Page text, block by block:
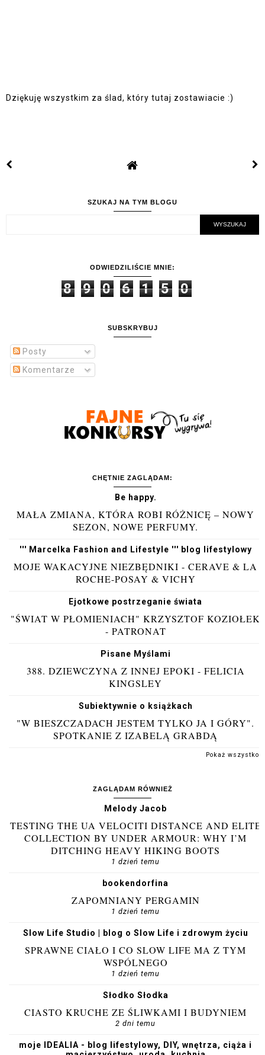
Dziękuję wszystkim za ślad, który tutaj zostawiacie :)
SZUKAJ NA TYM BLOGU
ODWIEDZILIŚCIE MNIE:
8 9 0 6 1 5 0
SUBSKRYBUJ
Posty
Komentarze
CHĘTNIE ZAGLĄDAM:
Be happy.
MAŁA ZMIANA, KTÓRA ROBI RÓŻNICĘ – NOWY
SEZON, NOWE PERFUMY.
''' Marcelka Fashion and Lifestyle ''' blog lifestylowy
MOJE WAKACYJNE NIEZBĘDNIKI - CERAVE & LA
ROCHE-POSAY & VICHY
Ejotkowe postrzeganie świata
"ŚWIAT W PŁOMIENIACH" KRZYSZTOF KOZIOŁEK
- PATRONAT
Pisane Myślami
388. DZIEWCZYNA Z INNEJ EPOKI - FELICIA
KINGSLEY
Subiektywnie o książkach
"W BIESZCZADACH JESTEM TYLKO JA I GÓRY".
SPOTKANIE Z IZABELĄ GRABDĄ
Pokaż wszystko
ZAGLĄDAM RÓWNIEŻ
Melody Jacob
TESTING THE UA VELOCITI DISTANCE AND ELITE
COLLECTION BY UNDER ARMOUR: WHY I’M
DITCHING HEAVY HIKING BOOTS
1 dzień temu
bookendorfina
ZAPOMNIANY PERGAMIN
1 dzień temu
Slow Life Studio | blog o Slow Life i zdrowym życiu
SPRAWNE CIAŁO I CO SLOW LIFE MA Z TYM
WSPÓLNEGO
1 dzień temu
Słodko Słodka
CIASTO KRUCHE ZE ŚLIWKAMI I BUDYNIEM
2 dni temu
moje IDEALIA - blog lifestylowy, DIY, wnętrza, ciąża i